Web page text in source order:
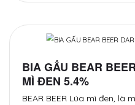
BIA GẤU BEAR
MÌ ĐEN 5.4%
BEAR BEER Lúa mì đen, là